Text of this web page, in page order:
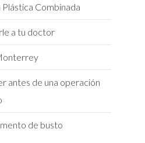
Combinada
a tu doctor
antes de una operación
de busto